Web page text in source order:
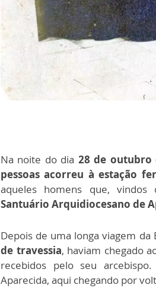
Na noite do dia 28 de outubro
pessoas acorreu à estação
aqueles homens que, vindos
Santuário Arquidiocesano de
Depois de uma longa viagem
de travessia, haviam chegado
recebidos pelo seu
Aparecida, aqui chegando por